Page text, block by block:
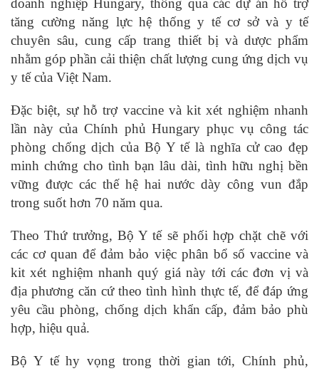
doanh nghiệp Hungary, thông qua các dự án hỗ trợ
tăng cường năng lực hệ thống y tế cơ sở và y tế
chuyên sâu, cung cấp trang thiết bị và dược phẩm
nhằm góp phần cải thiện chất lượng cung ứng dịch vụ
y tế của Việt Nam.
Đặc biệt, sự hỗ trợ vaccine và kit xét nghiệm nhanh
lần này của Chính phủ Hungary phục vụ công tác
phòng chống dịch của Bộ Y tế là nghĩa cử cao đẹp
minh chứng cho tình bạn lâu dài, tình hữu nghị bền
vững được các thế hệ hai nước dày công vun đắp
trong suốt hơn 70 năm qua.
Theo Thứ trưởng, Bộ Y tế sẽ phối hợp chặt chẽ với
các cơ quan để đảm bảo việc phân bổ số vaccine và
kit xét nghiệm nhanh quý giá này tới các đơn vị và
địa phương căn cứ theo tình hình thực tế, để đáp ứng
yêu cầu phòng, chống dịch khẩn cấp, đảm bảo phù
hợp, hiệu quả.
Bộ Y tế hy vọng trong thời gian tới, Chính phủ,